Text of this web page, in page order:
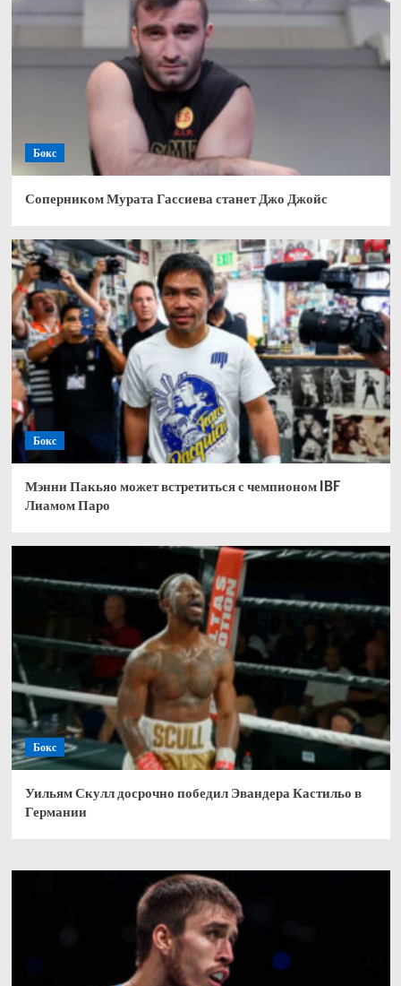
Бокс
Соперником Мурата Гассиева станет Джо Джойс
Бокс
Мэнни Пакьяо может встретиться с чемпионом IBF
Лиамом Паро
Бокс
Уильям Скулл досрочно победил Эвандера Кастильо в
Германии